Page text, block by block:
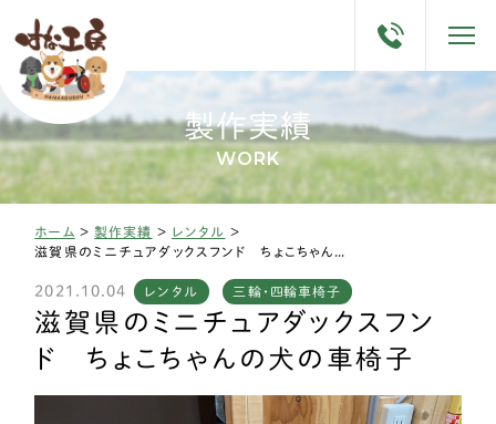
製作実績
WORK
ホーム >製作実績 > レンタル >
2021.10.04 レンタル 三輪・四輪車椅子
滋賀県のミニチュアダックスフン
ド ちょこちゃんの犬の車椅子